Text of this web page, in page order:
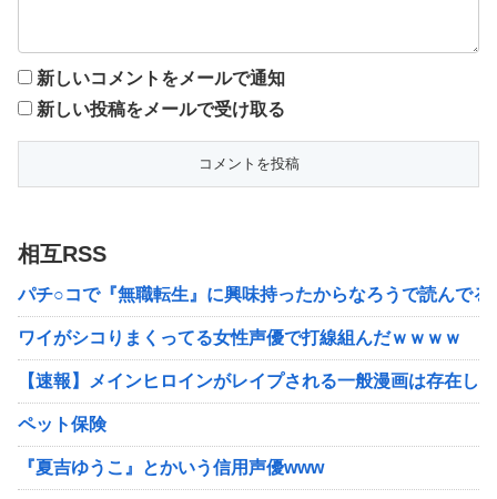
新しいコメントをメールで通知
新しい投稿をメールで受け取る
相互RSS
パチ○コで『無職転生』に興味持ったからなろうで読んでる
ワイがシコりまくってる女性声優で打線組んだｗｗｗｗ
【速報】メインヒロインがレイプされる一般漫画は存在し
ペット保険
『夏吉ゆうこ』とかいう信用声優www